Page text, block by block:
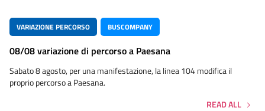
VARIAZIONE PERCORSO BUSCOMPANY
08/08 variazione di percorso a Paesana
Sabato 8 agosto, per una manifestazione, la linea 104 modifica il
proprio percorso a Paesana.
READ ALL